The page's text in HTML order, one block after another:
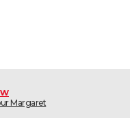
Margaret